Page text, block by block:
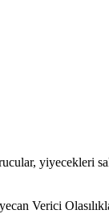
yiyecekleri
Verici